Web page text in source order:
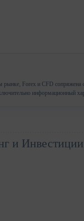
Forex и CFD сопряжена
информационный
и